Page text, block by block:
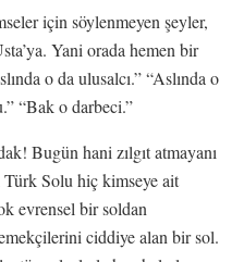
için söylenmeyen şeyler,
Yani orada hemen bir
o da ulusalcı.” “Aslında o
“Bak o darbeci.”
Bugün hani zılgıt atmayanı
Solu hiç kimseye ait
evrensel bir soldan
ciddiye alan bir sol.